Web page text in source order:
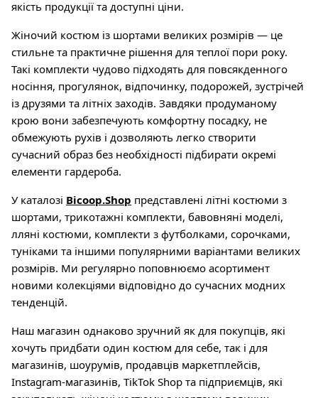
якість продукції та доступні ціни.
Жіночий костюм із шортами великих розмірів — це
стильне та практичне рішення для теплої пори року.
Такі комплекти чудово підходять для повсякденного
носіння, прогулянок, відпочинку, подорожей, зустрічей
із друзями та літніх заходів. Завдяки продуманому
крою вони забезпечують комфортну посадку, не
обмежують рухів і дозволяють легко створити
сучасний образ без необхідності підбирати окремі
елементи гардероба.
У каталозі Bicoop.Shop представлені літні костюми з
шортами, трикотажні комплекти, бавовняні моделі,
лляні костюми, комплекти з футболками, сорочками,
туніками та іншими популярними варіантами великих
розмірів. Ми регулярно поповнюємо асортимент
новими колекціями відповідно до сучасних модних
тенденцій.
Наш магазин однаково зручний як для покупців, які
хочуть придбати один костюм для себе, так і для
магазинів, шоурумів, продавців маркетплейсів,
Instagram-магазинів, TikTok Shop та підприємців, які